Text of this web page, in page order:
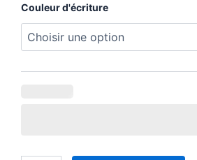
Couleur d'écriture
Noël
personnalisé